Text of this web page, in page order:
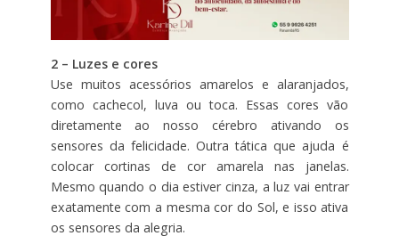
2 – Luzes e cores
Use muitos acessórios amarelos e alaranjados,
como cachecol, luva ou toca. Essas cores vão
diretamente ao nosso cérebro ativando os
sensores da felicidade. Outra tática que ajuda é
colocar cortinas de cor amarela nas janelas.
Mesmo quando o dia estiver cinza, a luz vai entrar
exatamente com a mesma cor do Sol, e isso ativa
os sensores da alegria.